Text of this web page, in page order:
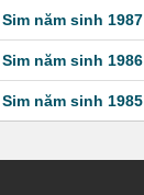
Sim năm sinh 1987
Sim năm sinh 1986
Sim năm sinh 1985